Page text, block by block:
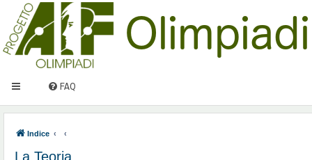
FAQ
Indice
La Teoria